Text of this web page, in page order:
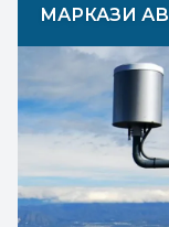
МАРКАЗИ